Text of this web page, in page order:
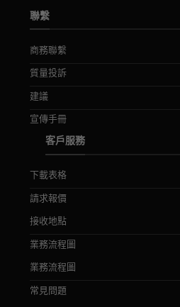
聯繫
商務聯繫
質量投訴
建議
宣傳手冊
客戶服務
下載表格
請求報價
接收地點
業務流程圖
業務流程圖
常見問題